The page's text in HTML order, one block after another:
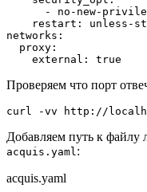
-
no - new-
restart : unless -
networks :
proxy :
external : true
Проверяем что порт
curl -vv
Добавляем путь к файлу
acquis.yaml:
acquis.yaml